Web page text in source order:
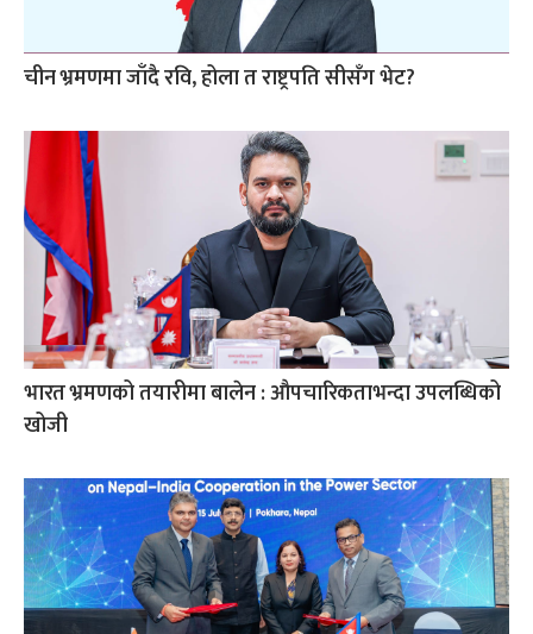
चीन भ्रमणमा जाँदै रवि, होला त राष्ट्रपति सीसँग भेट?
भारत भ्रमणको तयारीमा बालेन : औपचारिकताभन्दा उपलब्धिको
खोजी